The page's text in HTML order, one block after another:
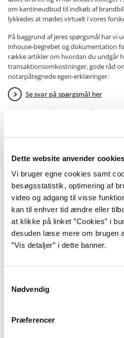
Dette website anvender cookies
Vi bruger egne cookies samt
besøgsstatistik, optimering af
video og adgang til visse
kan til enhver tid ændre eller
at klikke på linket ”Cookies” i
desuden læse mere om brugen
”Vis detaljer” i dette banner.
Nødvendig
Præferencer
om kantineudbud til indkøb af
lykkedes at mødes virtuelt i vores
På baggrund af jeres spørgsmål har vi
inhouse-begrebet og dokumentation
række artikler om hvordan du undgår
transaktionsomkostninger, gode råd
notarpåtegnede egen-erklæringer.
Se svar på spørgsmål her
I løbet af efteråret har vi også lanceret
Vi spritter vores krydsede fingre og
og lancere flere digitale skabeloner –
Desuden planlægger vi også at udgive
vejledninger, som kan hjælpe dig med
kommer til at handle om beregning
koncessionsbegrebet.
Hvis du ikke i forvejen er tilmeldt vores
Hotline